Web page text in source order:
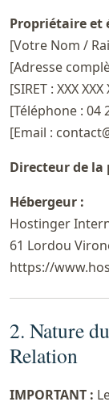
Propriétaire et
[Votre Nom /
[Adresse
[SIRET : XXX XXX
[Téléphone : 04
[Email :
Directeur de
Hébergeur :
Hostinger
61 Lordou
https://
2. Nature
Relation
IMPORTANT :